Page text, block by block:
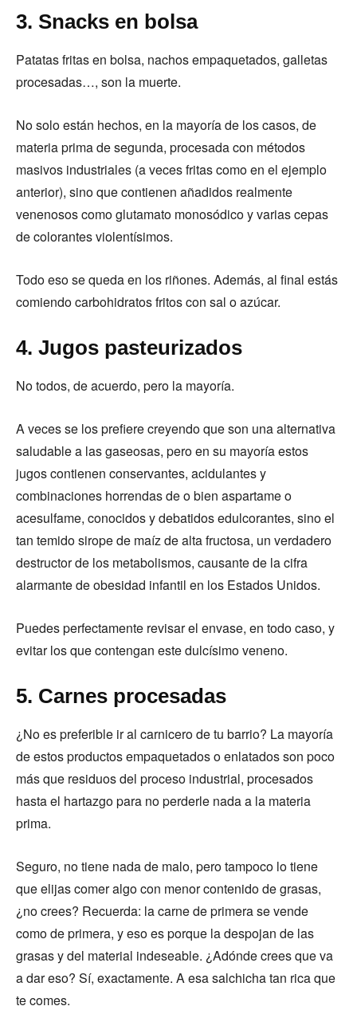
3. Snacks en bolsa
Patatas fritas en bolsa, nachos empaquetados, galletas
procesadas…, son la muerte.
No solo están hechos, en la mayoría de los casos, de
materia prima de segunda, procesada con métodos
masivos industriales (a veces fritas como en el ejemplo
anterior), sino que contienen añadidos realmente
venenosos como glutamato monosódico y varias cepas
de colorantes violentísimos.
Todo eso se queda en los riñones. Además, al final estás
comiendo carbohidratos fritos con sal o azúcar.
4. Jugos pasteurizados
No todos, de acuerdo, pero la mayoría.
A veces se los prefiere creyendo que son una alternativa
saludable a las gaseosas, pero en su mayoría estos
jugos contienen conservantes, acidulantes y
combinaciones horrendas de o bien aspartame o
acesulfame, conocidos y debatidos edulcorantes, sino el
tan temido sirope de maíz de alta fructosa, un verdadero
destructor de los metabolismos, causante de la cifra
alarmante de obesidad infantil en los Estados Unidos.
Puedes perfectamente revisar el envase, en todo caso, y
evitar los que contengan este dulcísimo veneno.
5. Carnes procesadas
¿No es preferible ir al carnicero de tu barrio? La mayoría
de estos productos empaquetados o enlatados son poco
más que residuos del proceso industrial, procesados
hasta el hartazgo para no perderle nada a la materia
prima.
Seguro, no tiene nada de malo, pero tampoco lo tiene
que elijas comer algo con menor contenido de grasas,
¿no crees? Recuerda: la carne de primera se vende
como de primera, y eso es porque la despojan de las
grasas y del material indeseable. ¿Adónde crees que va
a dar eso? Sí, exactamente. A esa salchicha tan rica que
te comes.